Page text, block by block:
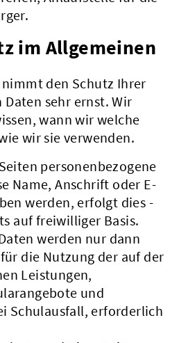
im Allgemeinen
den Schutz Ihrer
sehr ernst. Wir
wann wir welche
wir sie verwenden.
personenbezogene
Name, Anschrift oder E-
werden, erfolgt dies -
auf freiwilliger Basis.
werden nur dann
die Nutzung der auf der
Leistungen,
und
Schulausfall, erforderlich